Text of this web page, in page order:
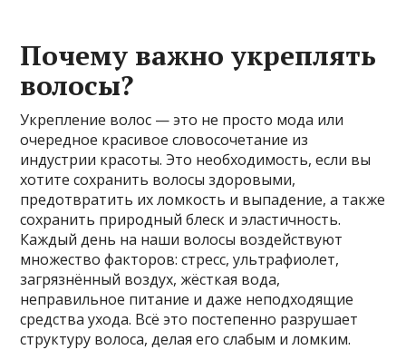
Почему важно укреплять
волосы?
Укрепление волос — это не просто мода или
очередное красивое словосочетание из
индустрии красоты. Это необходимость, если вы
хотите сохранить волосы здоровыми,
предотвратить их ломкость и выпадение, а также
сохранить природный блеск и эластичность.
Каждый день на наши волосы воздействуют
множество факторов: стресс, ультрафиолет,
загрязнённый воздух, жёсткая вода,
неправильное питание и даже неподходящие
средства ухода. Всё это постепенно разрушает
структуру волоса, делая его слабым и ломким.